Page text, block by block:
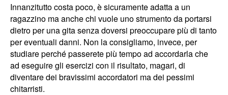
Innanzitutto costa poco, è sicuramente adatta a un
ragazzino ma anche chi vuole uno strumento da portarsi
dietro per una gita senza doversi preoccupare più di tanto
per eventuali danni. Non la consigliamo, invece, per
studiare perché passerete più tempo ad accordarla che
ad eseguire gli esercizi con il risultato, magari, di
diventare dei bravissimi accordatori ma dei pessimi
chitarristi.